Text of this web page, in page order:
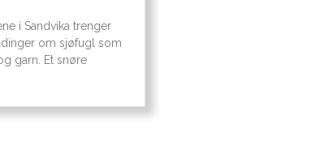
i Sandvika trenger
om sjøfugl som
garn. Et snøre